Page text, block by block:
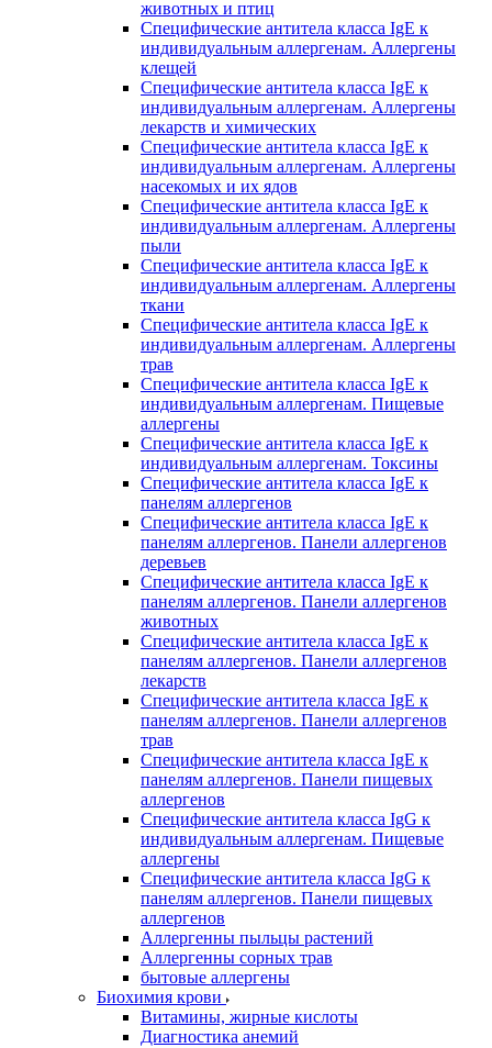
животных и птиц
Специфические антитела класса IgE к
индивидуальным аллергенам. Аллергены
клещей
Специфические антитела класса IgE к
индивидуальным аллергенам. Аллергены
лекарств и химических
Специфические антитела класса IgE к
индивидуальным аллергенам. Аллергены
насекомых и их ядов
Специфические антитела класса IgE к
индивидуальным аллергенам. Аллергены
пыли
Специфические антитела класса IgE к
индивидуальным аллергенам. Аллергены
ткани
Специфические антитела класса IgE к
индивидуальным аллергенам. Аллергены
трав
Специфические антитела класса IgE к
индивидуальным аллергенам. Пищевые
аллергены
Специфические антитела класса IgE к
индивидуальным аллергенам. Токсины
Специфические антитела класса IgE к
панелям аллергенов
Специфические антитела класса IgE к
панелям аллергенов. Панели аллергенов
деревьев
Специфические антитела класса IgE к
панелям аллергенов. Панели аллергенов
животных
Специфические антитела класса IgE к
панелям аллергенов. Панели аллергенов
лекарств
Специфические антитела класса IgE к
панелям аллергенов. Панели аллергенов
трав
Специфические антитела класса IgE к
панелям аллергенов. Панели пищевых
аллергенов
Специфические антитела класса IgG к
индивидуальным аллергенам. Пищевые
аллергены
Специфические антитела класса IgG к
панелям аллергенов. Панели пищевых
аллергенов
Аллергенны пыльцы растений
Аллергенны сорных трав
бытовые аллергены
Биохимия крови
Витамины, жирные кислоты
Диагностика анемий